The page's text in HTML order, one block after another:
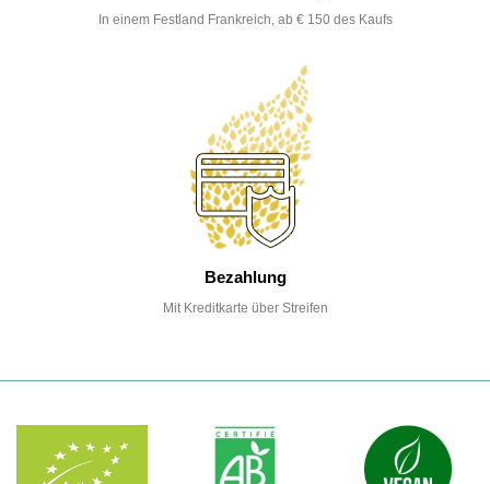
In einem Festland Frankreich, ab € 150 des Kaufs
Bezahlung
Mit Kreditkarte über Streifen